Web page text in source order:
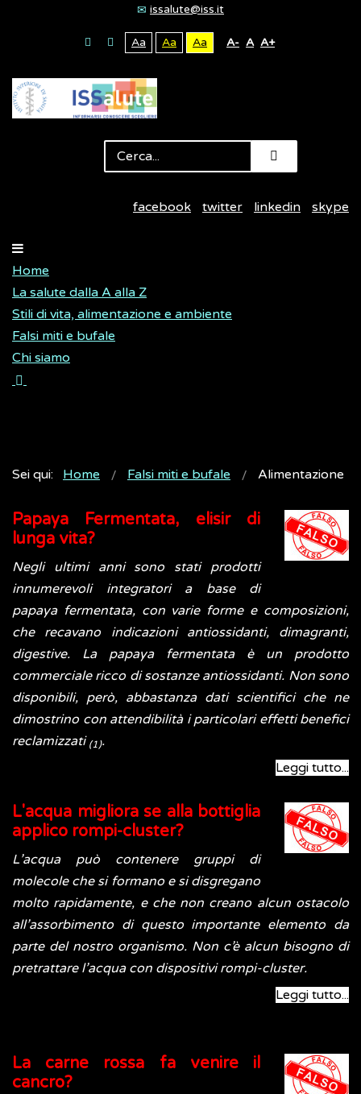
issalute@iss.it
Aa Aa Aa A- A A+
facebook twitter linkedin skype
Home
La salute dalla A alla Z
Stili di vita, alimentazione e ambiente
Falsi miti e bufale
Chi siamo
Sei qui: Home Falsi miti e bufale Alimentazione
Papaya Fermentata, elisir di
lunga vita?
Negli ultimi anni sono stati prodotti
innumerevoli integratori a base di
papaya fermentata, con varie forme e composizioni,
che recavano indicazioni antiossidanti, dimagranti,
digestive. La papaya fermentata è un prodotto
commerciale ricco di sostanze antiossidanti. Non sono
disponibili, però, abbastanza dati scientifici che ne
dimostrino con attendibilità i particolari effetti benefici
reclamizzati (1).
Leggi tutto...
L'acqua migliora se alla bottiglia
applico rompi-cluster?
L’acqua può contenere gruppi di
molecole che si formano e si disgregano
molto rapidamente, e che non creano alcun ostacolo
all’assorbimento di questo importante elemento da
parte del nostro organismo. Non c’è alcun bisogno di
pretrattare l’acqua con dispositivi rompi-cluster.
Leggi tutto...
La carne rossa fa venire il
cancro?